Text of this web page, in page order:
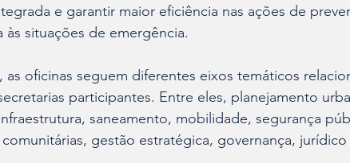
e garantir maior eficiência nas ações de
situações de emergência.
as oficinas seguem diferentes eixos temáticos
participantes. Entre eles, planejamento
saneamento, mobilidade, segurança
gestão estratégica, governança,